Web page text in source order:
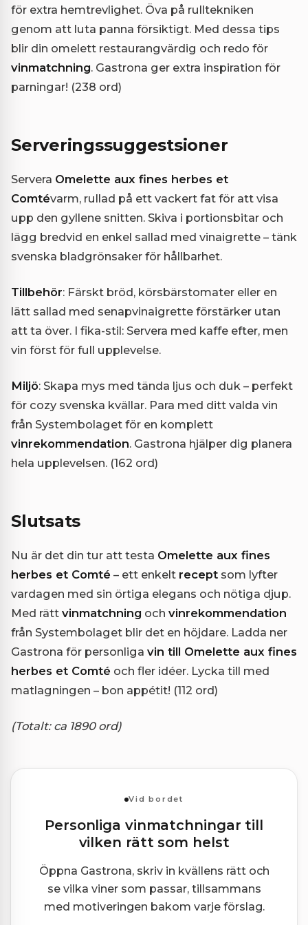
för extra hemtrevlighet. Öva på rulltekniken
genom att luta panna försiktigt. Med dessa tips
blir din omelett restaurangvärdig och redo för
vinmatchning. Gastrona ger extra inspiration för
parningar! (238 ord)
Serveringssuggestsioner
Servera Omelette aux fines herbes et
Comtévarm, rullad på ett vackert fat för att visa
upp den gyllene snitten. Skiva i portionsbitar och
lägg bredvid en enkel sallad med vinaigrette – tänk
svenska bladgrönsaker för hållbarhet.
Tillbehör: Färskt bröd, körsbärstomater eller en
lätt sallad med senapvinaigrette förstärker utan
att ta över. I fika-stil: Servera med kaffe efter, men
vin först för full upplevelse.
Miljö: Skapa mys med tända ljus och duk – perfekt
för cozy svenska kvällar. Para med ditt valda vin
från Systembolaget för en komplett
vinrekommendation. Gastrona hjälper dig planera
hela upplevelsen. (162 ord)
Slutsats
Nu är det din tur att testa Omelette aux fines
herbes et Comté – ett enkelt recept som lyfter
vardagen med sin örtiga elegans och nötiga djup.
Med rätt vinmatchning och vinrekommendation
från Systembolaget blir det en höjdare. Ladda ner
Gastrona för personliga vin till Omelette aux fines
herbes et Comté och fler idéer. Lycka till med
matlagningen – bon appétit! (112 ord)
(Totalt: ca 1890 ord)
Vid bordet
Personliga vinmatchningar till
vilken rätt som helst
Öppna Gastrona, skriv in kvällens rätt och
se vilka viner som passar, tillsammans
med motiveringen bakom varje förslag.